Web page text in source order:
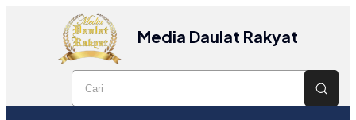
Media Daulat Rakyat